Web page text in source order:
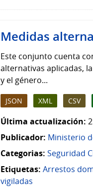
Medidas
Este conjunto cuenta
alternativas aplicadas,
y el género...
JSON XML CSV
Última actualización:
Publicador: Ministerio
Categorias: Seguridad
Etiquetas: Arrestos
vigiladas